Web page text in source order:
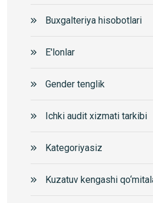
Buxgalteriya hisobotlari
E'lonlar
Gender tenglik
Ichki audit xizmati tarkibi
Kategoriyasiz
Kuzatuv kengashi